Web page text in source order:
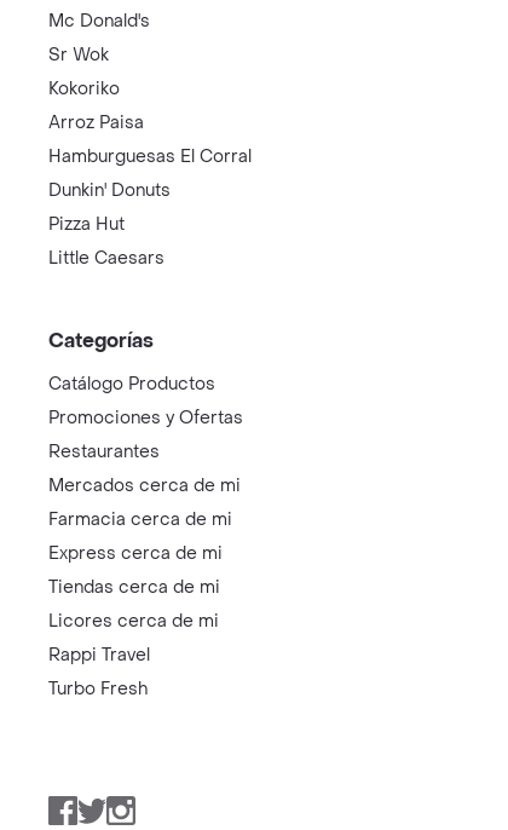
Mc Donald's
Sr Wok
Kokoriko
Arroz Paisa
Hamburguesas El Corral
Dunkin' Donuts
Pizza Hut
Little Caesars
Categorías
Catálogo Productos
Promociones y Ofertas
Restaurantes
Mercados cerca de mi
Farmacia cerca de mi
Express cerca de mi
Tiendas cerca de mi
Licores cerca de mi
Rappi Travel
Turbo Fresh
Facebook
TwitterInstagram